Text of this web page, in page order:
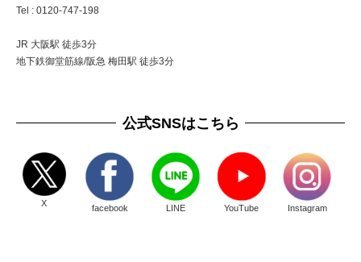
Tel : 0120-747-198
JR 大阪駅 徒歩3分
地下鉄御堂筋線/阪急 梅田駅 徒歩3分
公式SNSはこちら
X facebook LINE YouTube Instagram